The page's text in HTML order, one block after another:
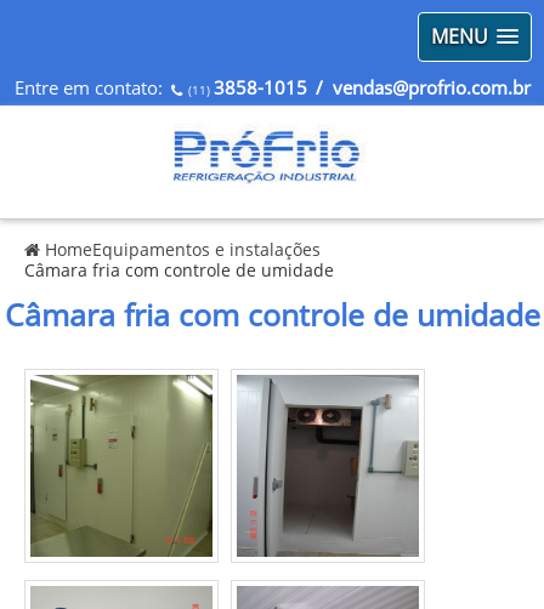
MENU
Entre em contato: (11) 3858-1015 / vendas@profrio.com.br
HomeEquipamentos e instalações
Câmara fria com controle de umidade
Câmara fria com controle de umidade